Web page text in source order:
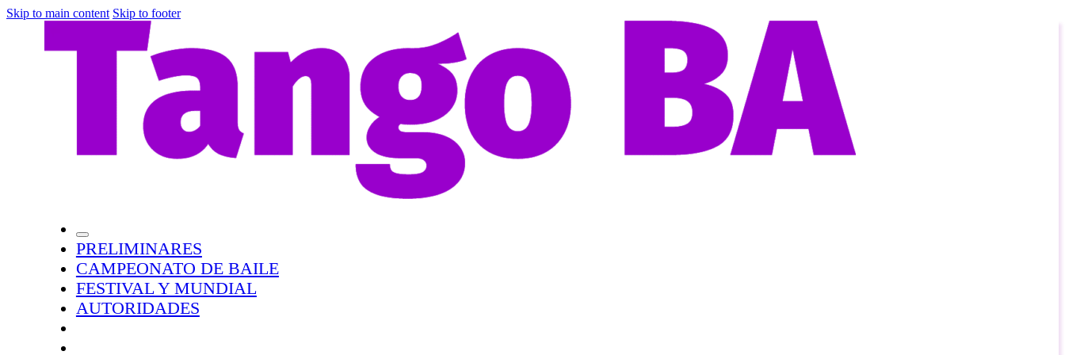
Skip to main content Skip to footer
PRELIMINARES
CAMPEONATO DE BAILE
FESTIVAL Y MUNDIAL
AUTORIDADES